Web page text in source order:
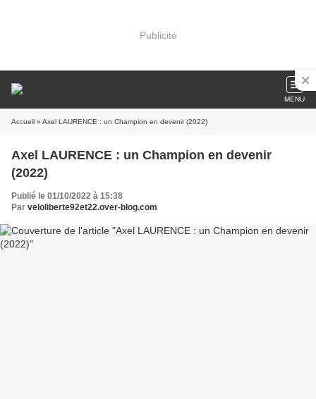
Publicité
MENU
Accueil » Axel LAURENCE : un Champion en devenir (2022)
Axel LAURENCE : un Champion en devenir
(2022)
Publié le 01/10/2022 à 15:38
Par veloliberte92et22.over-blog.com